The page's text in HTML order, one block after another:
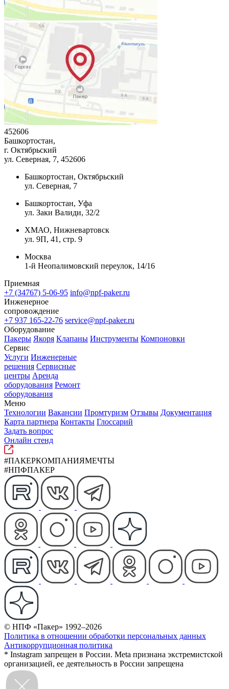
452606
Башкортостан,
г. Октябрьский
ул. Северная, 7, 452606
Башкортостан, Октябрьский
ул. Северная, 7
Башкортостан, Уфа
ул. Заки Валиди, 32/2
ХМАО, Нижневартовск
ул. 9П, 41, стр. 9
Москва
1-й Неопалимовский переулок, 14/16
Приемная
+7 (34767) 5-06-95 info@npf-paker.ru
Инженерное
сопровождение
+7 937 165-22-76 service@npf-paker.ru
Оборудование
Пакеры Якоря Клапаны Инструменты Компоновки
Сервис
Услуги Инженерные
решения Сервисные
центры Аренда
оборудования Ремонт
оборудования
Меню
Технологии Вакансии Промтуризм Отзывы Документация
Карта партнера Контакты Глоссарий
Задать вопрос
Онлайн стенд
#ПАКЕРКОМПАНИЯМЕЧТЫ
#НПФПАКЕР
© НПФ «Пакер» 1992–2026
Политика в отношении обработки персональных данных
Антикоррупционная политика
* Instagram запрещен в России. Meta признана экстремистской
организацией, ее деятельность в России запрещена